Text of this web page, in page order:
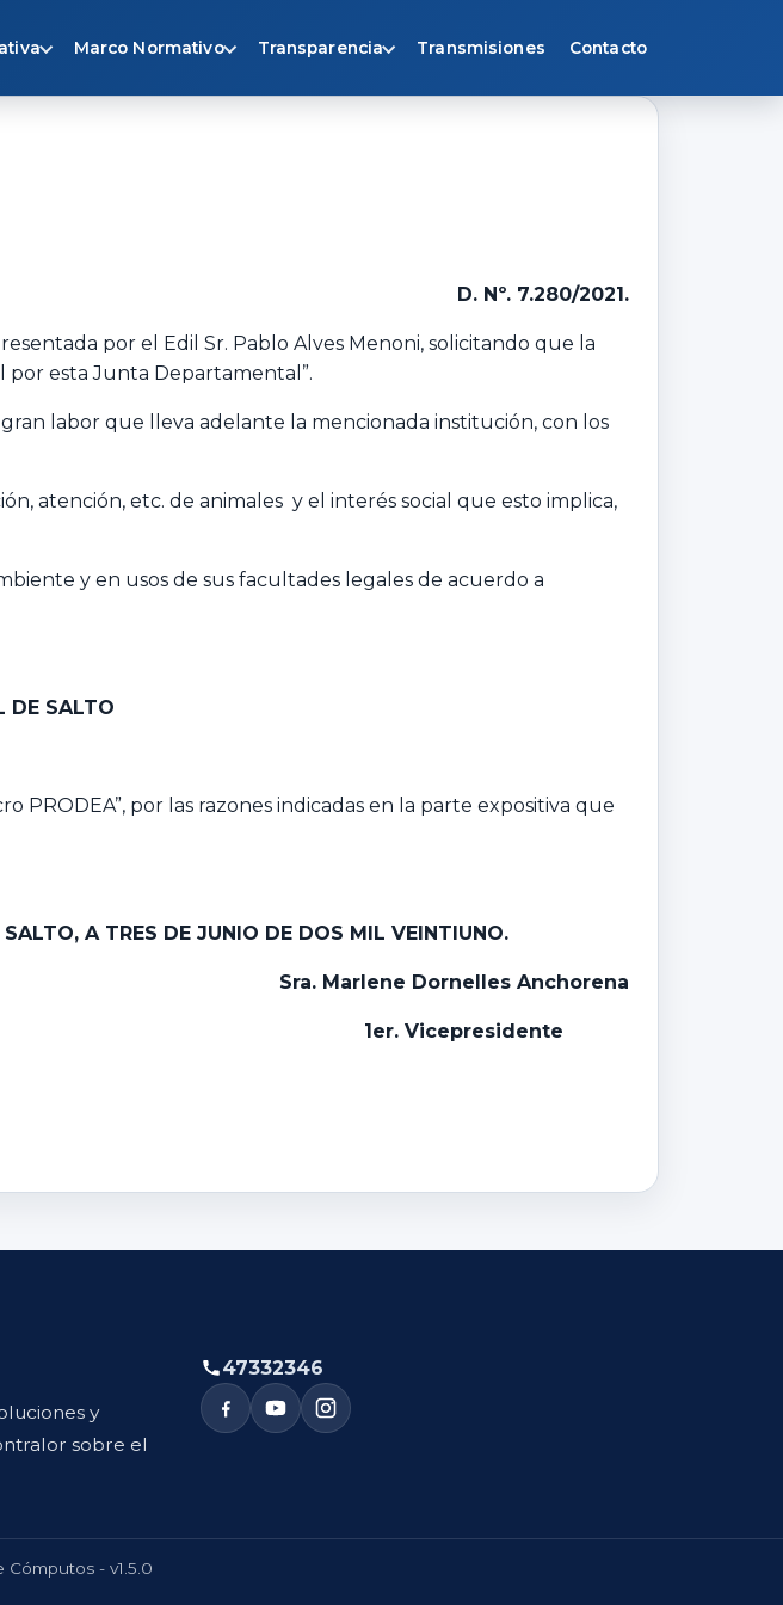
Marco Normativo Transparencia Transmisiones Contacto
D. Nº. 7.280/2021.
por el Edil Sr. Pablo Alves Menoni, solicitando que la
por esta Junta Departamental”.
labor que lleva adelante la mencionada institución, con los
atención, etc. de animales y el interés social que esto implica,
y en usos de sus facultades legales de acuerdo a
DE SALTO
PRODEA”, por las razones indicadas en la parte expositiva que
SALTO, A TRES DE JUNIO DE DOS MIL VEINTIUNO.
Sra. Marlene Dornelles Anchorena
1er. Vicepresidente
y
sobre el
47332346
Cómputos - v1.5.0